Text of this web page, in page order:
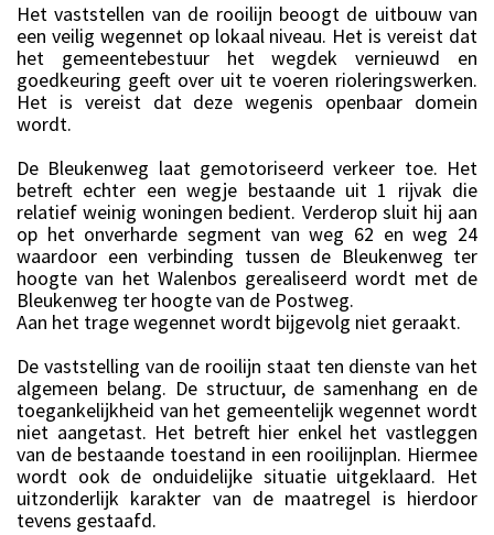
Het vaststellen van de rooilijn beoogt de uitbouw van
een veilig wegennet op lokaal niveau. Het is vereist dat
het gemeentebestuur het wegdek vernieuwd en
goedkeuring geeft over uit te voeren rioleringswerken.
Het is vereist dat deze wegenis openbaar domein
wordt.
De Bleukenweg laat gemotoriseerd verkeer toe. Het
betreft echter een wegje bestaande uit 1 rijvak die
relatief weinig woningen bedient. Verderop sluit hij aan
op het onverharde segment van weg 62 en weg 24
waardoor een verbinding tussen de Bleukenweg ter
hoogte van het Walenbos gerealiseerd wordt met de
Bleukenweg ter hoogte van de Postweg.
Aan het trage wegennet wordt bijgevolg niet geraakt.
De vaststelling van de rooilijn staat ten dienste van het
algemeen belang. De structuur, de samenhang en de
toegankelijkheid van het gemeentelijk wegennet wordt
niet aangetast. Het betreft hier enkel het vastleggen
van de bestaande toestand in een rooilijnplan. Hiermee
wordt ook de onduidelijke situatie uitgeklaard. Het
uitzonderlijk karakter van de maatregel is hierdoor
tevens gestaafd.